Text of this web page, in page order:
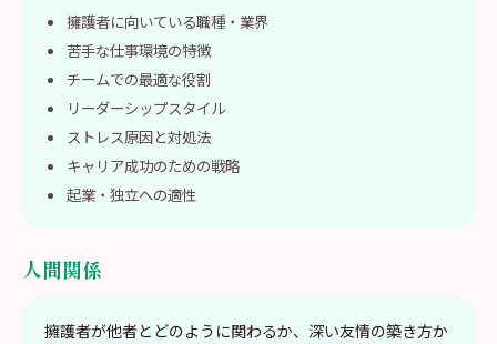
擁護者に向いている職種・業界
苦手な仕事環境の特徴
チームでの最適な役割
リーダーシップスタイル
ストレス原因と対処法
キャリア成功のための戦略
起業・独立への適性
人間関係
擁護者が他者とどのように関わるか、深い友情の築き方か